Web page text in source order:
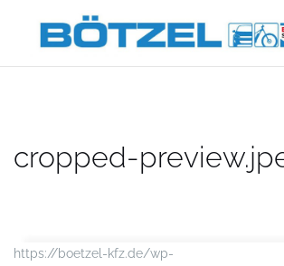
cropped-
https://boetzel-kfz.de/wp-